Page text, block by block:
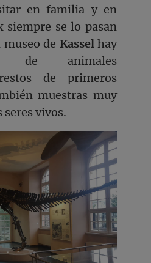
en familia y en
siempre se lo pasan
de Kasselhay
de animales
de primeros
muestras muy
seres vivos.